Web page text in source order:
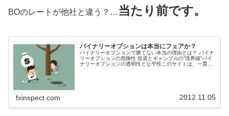
BOのレートが他社と違う？… 当たり前です。
バイナリーオプションは本当にフェアか？
バイナリーオプションで勝てない本当の理由とは？ バイナ
リーオプションの危険性 投資とギャンブルの”境界線”バイ
ナリーオプションの透明性と公平性このサイトは、一貫し
fxinspect.com 2012.11.05